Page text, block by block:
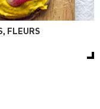
FLEURS